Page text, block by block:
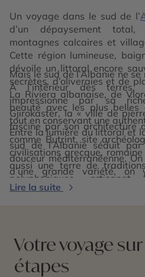
Un voyage dans le sud de l’
d’un dépaysement
montagnes calcaires et
Cette région lumineuse,
dévoile un littoral encore
secrètes, d’oliveraies et de
La Riviera albanaise, de
beauté avec les plus belles
tout en conservant une
Mais le sud de l’Albanie ne
À l’intérieur des terres,
impressionne par sa
Gjirokastër, la « ville de
fascine par son architecture
comme Butrint, site
civilisations grecque,
aussi une terre de
polyphoniques,
généreuse racontent l’âme du
Entre la lumière du littoral et
sud de l’Albanie séduit
douceur méditerranéenne.
d’une grande variété, on
chaleureux, et l’on savoure
Lire la suite
Votre voyage
étapes